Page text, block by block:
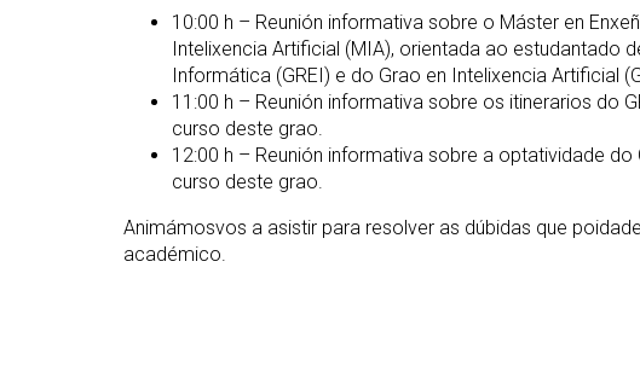
10:00 h – Reunión informativa sobre o Máster en
Intelixencia Artificial (MIA), orientada ao estudantado
Informática (GREI) e do Grao en Intelixencia Artificial
11:00 h – Reunión informativa sobre os itinerarios do
curso deste grao.
12:00 h – Reunión informativa sobre a optatividade
curso deste grao.
Animámosvos a asistir para resolver as dúbidas que
académico.